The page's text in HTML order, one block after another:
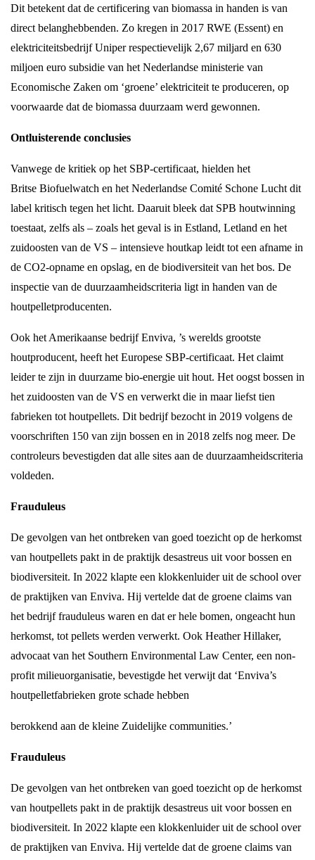
Dit betekent dat de certificering van biomassa in handen is van
direct belanghebbenden. Zo kregen in 2017 RWE (Essent) en
elektriciteitsbedrijf Uniper respectievelijk 2,67 miljard en 630
miljoen euro subsidie van het Nederlandse ministerie van
Economische Zaken om ‘groene’ elektriciteit te produceren, op
voorwaarde dat de biomassa duurzaam werd gewonnen.
Ontluisterende conclusies
Vanwege de kritiek op het SBP-certificaat, hielden het
Britse Biofuelwatch en het Nederlandse Comité Schone Lucht dit
label kritisch tegen het licht. Daaruit bleek dat SPB houtwinning
toestaat, zelfs als – zoals het geval is in Estland, Letland en het
zuidoosten van de VS – intensieve houtkap leidt tot een afname in
de CO2-opname en opslag, en de biodiversiteit van het bos. De
inspectie van de duurzaamheidscriteria ligt in handen van de
houtpelletproducenten.
Ook het Amerikaanse bedrijf Enviva, ’s werelds grootste
houtproducent, heeft het Europese SBP-certificaat. Het claimt
leider te zijn in duurzame bio-energie uit hout. Het oogst bossen in
het zuidoosten van de VS en verwerkt die in maar liefst tien
fabrieken tot houtpellets. Dit bedrijf bezocht in 2019 volgens de
voorschriften 150 van zijn bossen en in 2018 zelfs nog meer. De
controleurs bevestigden dat alle sites aan de duurzaamheidscriteria
voldeden.
Frauduleus
De gevolgen van het ontbreken van goed toezicht op de herkomst
van houtpellets pakt in de praktijk desastreus uit voor bossen en
biodiversiteit. In 2022 klapte een klokkenluider uit de school over
de praktijken van Enviva. Hij vertelde dat de groene claims van
het bedrijf frauduleus waren en dat er hele bomen, ongeacht hun
herkomst, tot pellets werden verwerkt. Ook Heather Hillaker,
advocaat van het Southern Environmental Law Center, een non-
profit milieuorganisatie, bevestigde het verwijt dat ‘Enviva’s
houtpelletfabrieken grote schade hebben
berokkend aan de kleine Zuidelijke communities.’
Frauduleus
De gevolgen van het ontbreken van goed toezicht op de herkomst
van houtpellets pakt in de praktijk desastreus uit voor bossen en
biodiversiteit. In 2022 klapte een klokkenluider uit de school over
de praktijken van Enviva. Hij vertelde dat de groene claims van